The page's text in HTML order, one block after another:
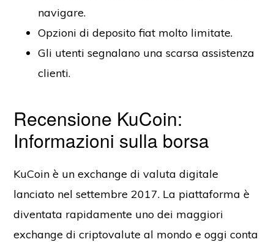
navigare.
Opzioni di deposito fiat molto limitate.
Gli utenti segnalano una scarsa assistenza
clienti.
Recensione KuCoin:
Informazioni sulla borsa
KuCoin è un exchange di valuta digitale
lanciato nel settembre 2017. La piattaforma è
diventata rapidamente uno dei maggiori
exchange di criptovalute al mondo e oggi conta